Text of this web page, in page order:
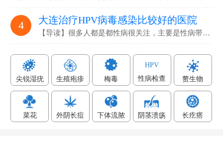
4 大连治疗HPV病毒感染比较好的医院
【导读】很多人都是都性病很关注，主要是性病带…
尖锐湿疣 生殖疱疹 梅毒
HPV
性病检查
赘生物
菜花 外阴长痘 下体流脓 阴茎溃疡 长疙瘩